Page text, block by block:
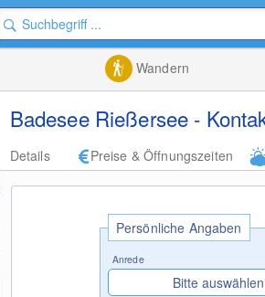
Wandern
Badesee Rießersee -
Details Preise & Öffnungszeiten
Persönliche Angaben
Anrede
Bitte auswählen